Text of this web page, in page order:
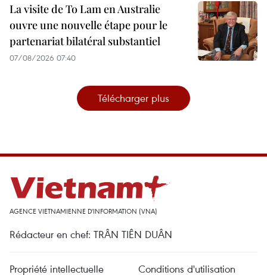
La visite de To Lam en Australie
ouvre une nouvelle étape pour le
partenariat bilatéral substantiel
07/08/2026 07:40
Télécharger plus
AGENCE VIETNAMIENNE D'INFORMATION (VNA)
Rédacteur en chef: TRÂN TIÊN DUÂN
Propriété intellectuelle Conditions d'utilisation